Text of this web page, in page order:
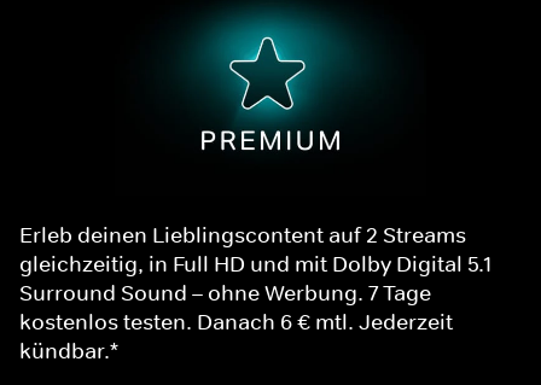
Erleb deinen Lieblingscontent auf 2 Streams
gleichzeitig, in Full HD und mit Dolby Digital 5.1
Surround Sound – ohne Werbung. 7 Tage
kostenlos testen. Danach 6 € mtl. Jederzeit
kündbar.*